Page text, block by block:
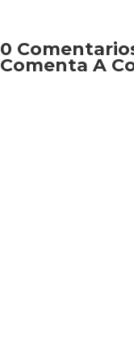
0
Comenta A